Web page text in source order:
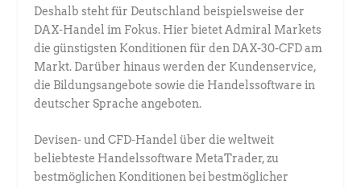
Deshalb steht für Deutschland beispielsweise der
DAX-Handel im Fokus. Hier bietet Admiral Markets
die günstigsten Konditionen für den DAX-30-CFD am
Markt. Darüber hinaus werden der Kundenservice,
die Bildungsangebote sowie die Handelssoftware in
deutscher Sprache angeboten.
Devisen- und CFD-Handel über die weltweit
beliebteste Handelssoftware MetaTrader, zu
bestmöglichen Konditionen bei bestmöglicher